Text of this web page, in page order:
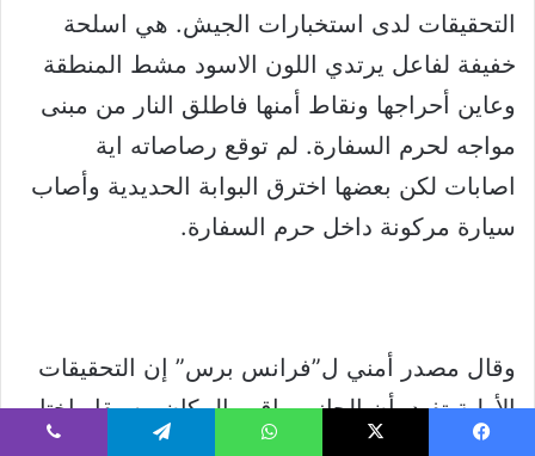
التحقيقات لدى استخبارات الجيش. هي اسلحة
خفيفة لفاعل يرتدي اللون الاسود مشط المنطقة
وعاين أحراجها ونقاط أمنها فاطلق النار من مبنى
مواجه لحرم السفارة. لم توقع رصاصاته اية
اصابات لكن بعضها اخترق البوابة الحديدية وأصاب
سيارة مركونة داخل حرم السفارة.
وقال مصدر أمني ل”فرانس برس” إن التحقيقات
الأولية تفيد بأن الجاني راقب المكان مسبقا واختار
التوقيت المناسب لإطلاق النار وترك خلفه حقيبة